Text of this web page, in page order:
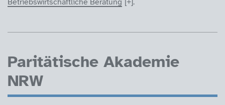
Betriebswirtschaftliche Beratung
.
Paritätische Akademie
NRW